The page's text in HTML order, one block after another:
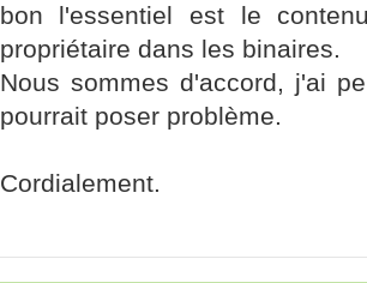
bon l'essentiel est le
propriétaire dans les binaires.
Nous sommes d'accord, j'ai
pourrait poser problème.
Cordialement.